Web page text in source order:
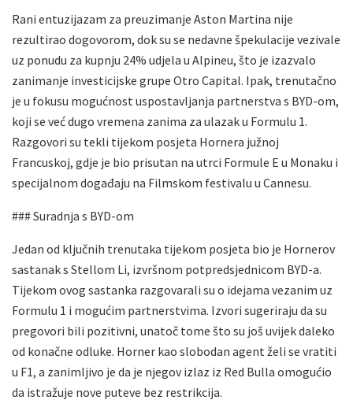
Rani entuzijazam za preuzimanje Aston Martina nije
rezultirao dogovorom, dok su se nedavne špekulacije vezivale
uz ponudu za kupnju 24% udjela u Alpineu, što je izazvalo
zanimanje investicijske grupe Otro Capital. Ipak, trenutačno
je u fokusu mogućnost uspostavljanja partnerstva s BYD-om,
koji se već dugo vremena zanima za ulazak u Formulu 1.
Razgovori su tekli tijekom posjeta Hornera južnoj
Francuskoj, gdje je bio prisutan na utrci Formule E u Monaku i
specijalnom događaju na Filmskom festivalu u Cannesu.
### Suradnja s BYD-om
Jedan od ključnih trenutaka tijekom posjeta bio je Hornerov
sastanak s Stellom Li, izvršnom potpredsjednicom BYD-a.
Tijekom ovog sastanka razgovarali su o idejama vezanim uz
Formulu 1 i mogućim partnerstvima. Izvori sugeriraju da su
pregovori bili pozitivni, unatoč tome što su još uvijek daleko
od konačne odluke. Horner kao slobodan agent želi se vratiti
u F1, a zanimljivo je da je njegov izlaz iz Red Bulla omogućio
da istražuje nove puteve bez restrikcija.